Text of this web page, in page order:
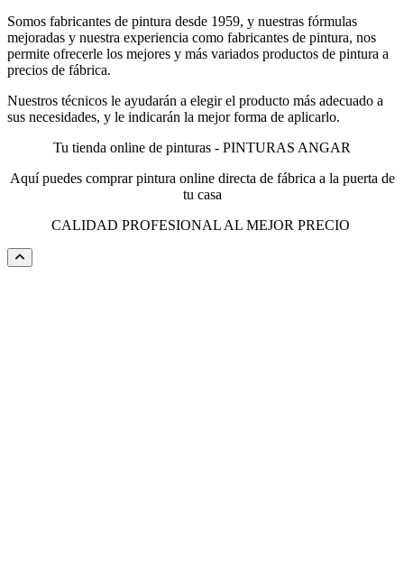
Somos fabricantes de pintura desde 1959, y nuestras fórmulas
mejoradas y nuestra experiencia como fabricantes de pintura, nos
permite ofrecerle los mejores y más variados productos de pintura a
precios de fábrica.
Nuestros técnicos le ayudarán a elegir el producto más adecuado a
sus necesidades, y le indicarán la mejor forma de aplicarlo.
Tu tienda online de pinturas - PINTURAS ANGAR
Aquí puedes comprar pintura online directa de fábrica a la puerta de
tu casa
CALIDAD PROFESIONAL AL MEJOR PRECIO